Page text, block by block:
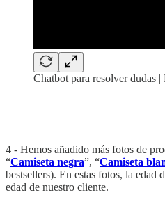
Chatbot para resolver dudas
4 - Hemos añadido más fotos de
“Camiseta negra”, “Camiseta
bestsellers). En estas fotos, la edad
edad de nuestro cliente.